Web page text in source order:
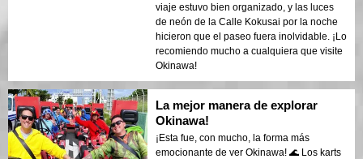
viaje estuvo bien organizado, y las luces
de neón de la Calle Kokusai por la noche
hicieron que el paseo fuera inolvidable. ¡Lo
recomiendo mucho a cualquiera que visite
Okinawa!
La mejor manera de explorar
Okinawa!
¡Esta fue, con mucho, la forma más
emocionante de ver Okinawa! 🌊 Los karts